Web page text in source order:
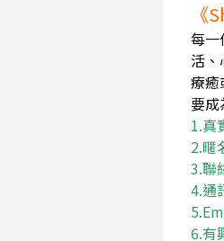
《
每一
活
療癒
要成
1.真
2.暱
3.聯
4.通
6.有